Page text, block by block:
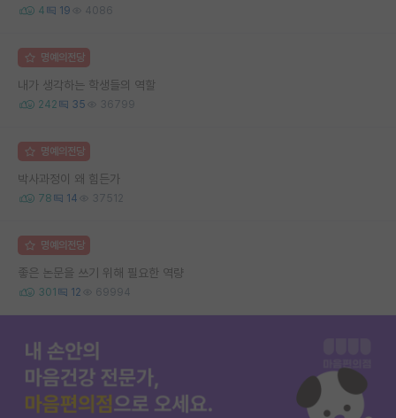
4 19 4086
명예의전당
내가 생각하는 학생들의 역할
242 35 36799
명예의전당
박사과정이 왜 힘든가
78 14 37512
명예의전당
좋은 논문을 쓰기 위해 필요한 역량
301 12 69994